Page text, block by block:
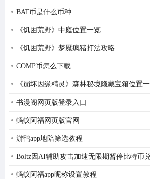
BAT币是什么币种
《饥困荒野》中庭位置一览
《饥困荒野》梦魇疯猪打法攻略
COMP币怎么下载
《崩坏因缘精灵》森林秘境隐藏宝箱位置
书漫阁网页版登录入口
蚂蚁阿福网页版官网
游鸭app地陪筛选教程
Boltz因AI辅助攻击加速无限期暂停比特币
蚂蚁阿福app昵称设置教程